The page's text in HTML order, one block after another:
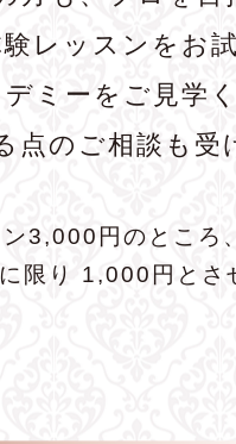
レッスンをお
ミーをご見学
点のご相談も受
3,000円のところ
限り 1,000円とさ